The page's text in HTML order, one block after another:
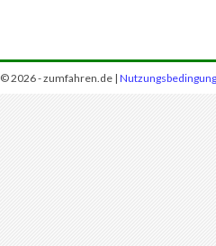
© 2026 - zumfahren.de |